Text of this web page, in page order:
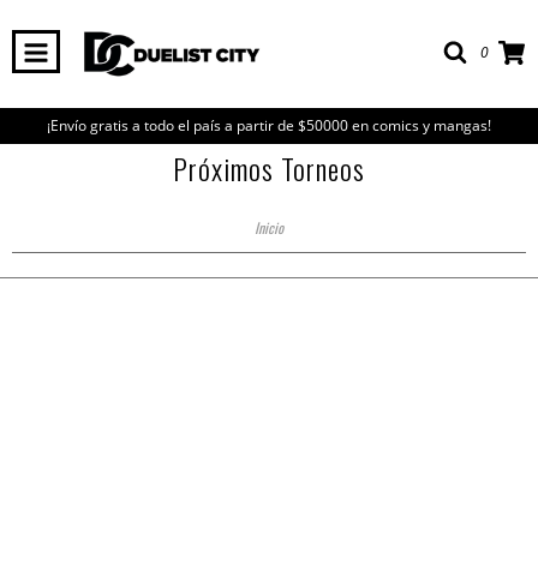
0
¡Envío gratis a todo el país a partir de $50000 en comics y mangas!
Próximos Torneos
Inicio